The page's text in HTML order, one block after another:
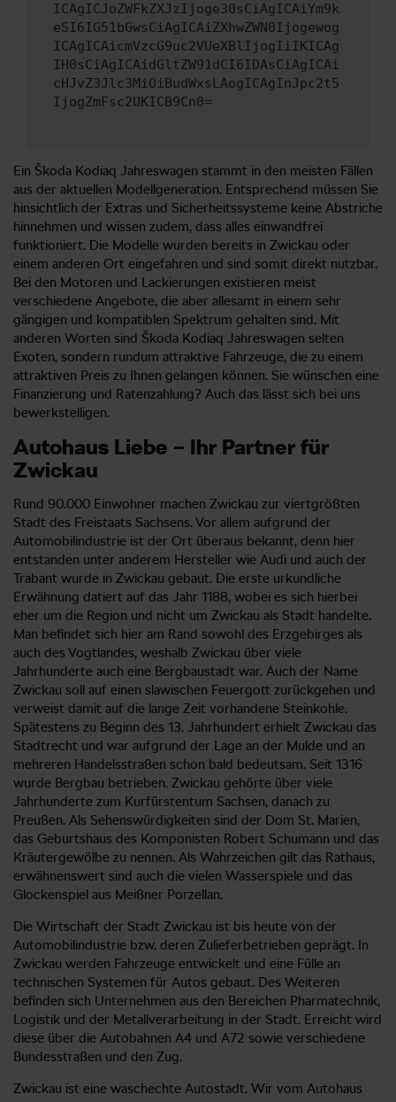
ICAgICJoZWFkZXJzIjoge30sCiAgICAiYm9k
eSI6IG51bGwsCiAgICAiZXhwZWN0Ijogewog
ICAgICAicmVzcG9uc2VUeXBlIjogIiIKICAg
IH0sCiAgICAidGltZW91dCI6IDAsCiAgICAi
cHJvZ3Jlc3MiOiBudWxsLAogICAgInJpc2t5
IjogZmFsc2UKICB9Cn0=
Ein Škoda Kodiaq Jahreswagen stammt in den meisten Fällen
aus der aktuellen Modellgeneration. Entsprechend müssen Sie
hinsichtlich der Extras und Sicherheitssysteme keine Abstriche
hinnehmen und wissen zudem, dass alles einwandfrei
funktioniert. Die Modelle wurden bereits in Zwickau oder
einem anderen Ort eingefahren und sind somit direkt nutzbar.
Bei den Motoren und Lackierungen existieren meist
verschiedene Angebote, die aber allesamt in einem sehr
gängigen und kompatiblen Spektrum gehalten sind. Mit
anderen Worten sind Škoda Kodiaq Jahreswagen selten
Exoten, sondern rundum attraktive Fahrzeuge, die zu einem
attraktiven Preis zu Ihnen gelangen können. Sie wünschen eine
Finanzierung und Ratenzahlung? Auch das lässt sich bei uns
bewerkstelligen.
Autohaus Liebe – Ihr Partner für
Zwickau
Rund 90.000 Einwohner machen Zwickau zur viertgrößten
Stadt des Freistaats Sachsens. Vor allem aufgrund der
Automobilindustrie ist der Ort überaus bekannt, denn hier
entstanden unter anderem Hersteller wie Audi und auch der
Trabant wurde in Zwickau gebaut. Die erste urkundliche
Erwähnung datiert auf das Jahr 1188, wobei es sich hierbei
eher um die Region und nicht um Zwickau als Stadt handelte.
Man befindet sich hier am Rand sowohl des Erzgebirges als
auch des Vogtlandes, weshalb Zwickau über viele
Jahrhunderte auch eine Bergbaustadt war. Auch der Name
Zwickau soll auf einen slawischen Feuergott zurückgehen und
verweist damit auf die lange Zeit vorhandene Steinkohle.
Spätestens zu Beginn des 13. Jahrhundert erhielt Zwickau das
Stadtrecht und war aufgrund der Lage an der Mulde und an
mehreren Handelsstraßen schon bald bedeutsam. Seit 1316
wurde Bergbau betrieben. Zwickau gehörte über viele
Jahrhunderte zum Kurfürstentum Sachsen, danach zu
Preußen. Als Sehenswürdigkeiten sind der Dom St. Marien,
das Geburtshaus des Komponisten Robert Schumann und das
Kräutergewölbe zu nennen. Als Wahrzeichen gilt das Rathaus,
erwähnenswert sind auch die vielen Wasserspiele und das
Glockenspiel aus Meißner Porzellan.
Die Wirtschaft der Stadt Zwickau ist bis heute von der
Automobilindustrie bzw. deren Zulieferbetrieben geprägt. In
Zwickau werden Fahrzeuge entwickelt und eine Fülle an
technischen Systemen für Autos gebaut. Des Weiteren
befinden sich Unternehmen aus den Bereichen Pharmatechnik,
Logistik und der Metallverarbeitung in der Stadt. Erreicht wird
diese über die Autobahnen A4 und A72 sowie verschiedene
Bundesstraßen und den Zug.
Zwickau ist eine waschechte Autostadt. Wir vom Autohaus